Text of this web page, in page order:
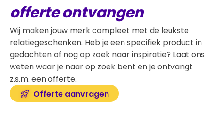
offerte ontvangen
Wij maken jouw merk compleet met de leukste
relatiegeschenken. Heb je een specifiek product in
gedachten of nog op zoek naar inspiratie? Laat ons
weten waar je naar op zoek bent en je ontvangt
z.s.m. een offerte.
Offerte aanvragen